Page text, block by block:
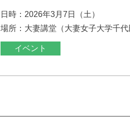
日時：2026年3月7日（土）
場所：大妻講堂（大妻女子大学千
イベント